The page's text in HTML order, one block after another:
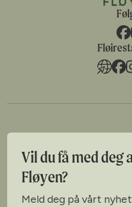
Vil du få med deg
Fløyen?
Meld deg på vårt